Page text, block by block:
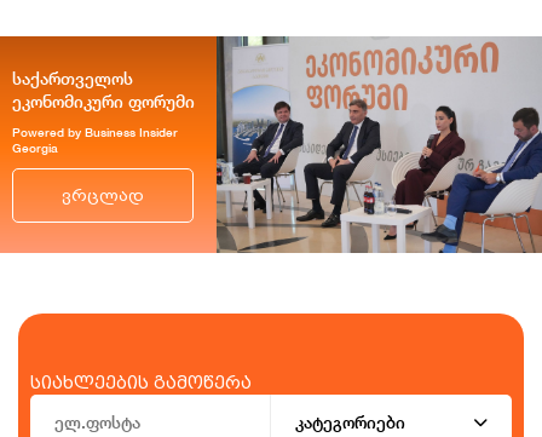
საქართველოს
ეკონომიკური ფორუმი
Powered by Business Insider
Georgia
ვრცლად
სიახლეების გამოწერა
კატეგორიები